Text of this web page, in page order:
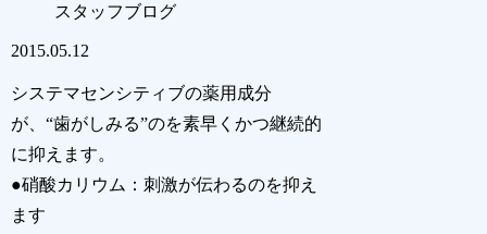
スタッフブログ
2015.05.12
システマセンシティブの薬用成分
が、“歯がしみる”のを素早くかつ継続的
に抑えます。
●硝酸カリウム：刺激が伝わるのを抑え
ます